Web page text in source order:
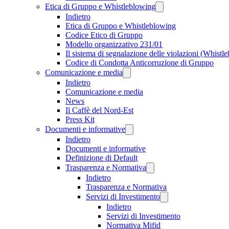
Etica di Gruppo e Whistleblowing
Indietro
Etica di Gruppo e Whistleblowing
Codice Etico di Gruppo
Modello organizzativo 231/01
Il sistema di segnalazione delle violazioni
Codice di Condotta Anticorruzione di Gruppo
Comunicazione e media
Indietro
Comunicazione e media
News
Il Caffè del Nord-Est
Press Kit
Documenti e informative
Indietro
Documenti e informative
Definizione di Default
Trasparenza e Normativa
Indietro
Trasparenza e Normativa
Servizi di Investimento
Indietro
Servizi di Investimento
Normativa Mifid